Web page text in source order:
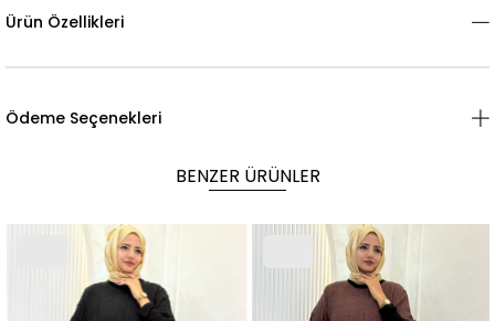
Ürün Özellikleri
Ödeme Seçenekleri
BENZER ÜRÜNLER